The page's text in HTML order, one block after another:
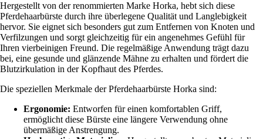
Hergestellt von der renommierten Marke Horka, hebt sich diese
Pferdehaarbürste durch ihre überlegene Qualität und Langlebigkeit
hervor. Sie eignet sich besonders gut zum Entfernen von Knoten und
Verfilzungen und sorgt gleichzeitig für ein angenehmes Gefühl für
Ihren vierbeinigen Freund. Die regelmäßige Anwendung trägt dazu
bei, eine gesunde und glänzende Mähne zu erhalten und fördert die
Blutzirkulation in der Kopfhaut des Pferdes.
Die speziellen Merkmale der Pferdehaarbürste Horka sind:
Ergonomie: Entworfen für einen komfortablen Griff,
ermöglicht diese Bürste eine längere Verwendung ohne
übermäßige Anstrengung.